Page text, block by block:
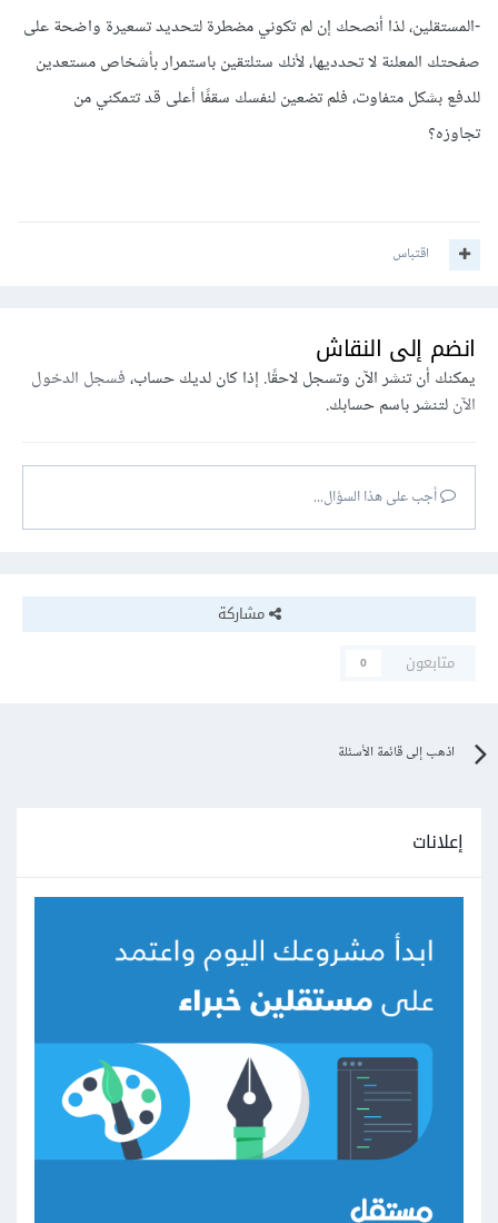
-المستقلين، لذا أنصحك إن لم تكوني مضطرة لتحديد تسعيرة واضحة على
صفحتك المعلنة لا تحدديها، لأنك ستلتقين باستمرار بأشخاص مستعدين
للدفع بشكل متفاوت، فلم تضعين لنفسك سقفًا أعلى قد تتمكني من
تجاوزه؟
اقتباس
انضم إلى النقاش
يمكنك أن تنشر الآن وتسجل لاحقًا. إذا كان لديك حساب،فسجل الدخول
الآنلتنشر باسم حسابك.
أجب على هذا السؤال...
مشاركة
متابعون
0
اذهب إلى قائمة الأسئلة
إعلانات